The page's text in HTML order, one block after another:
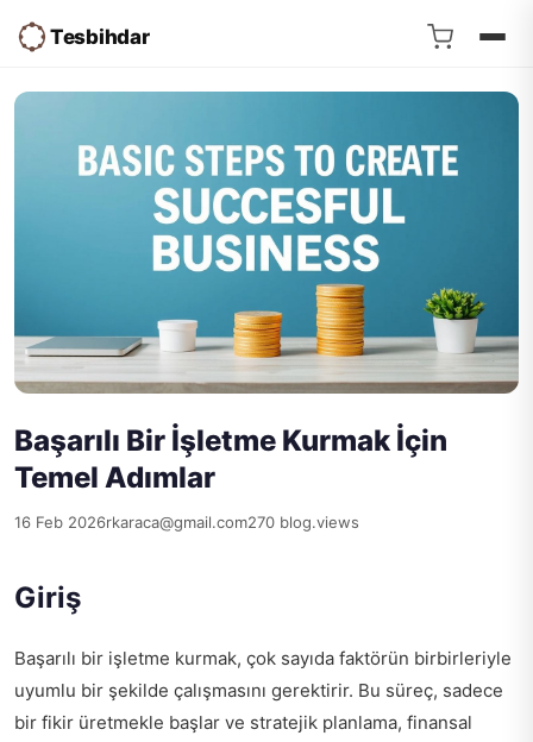
Tesbihdar
Başarılı Bir İşletme Kurmak İçin
Temel Adımlar
16 Feb 2026rkaraca@gmail.com270 blog.views
Giriş
Başarılı bir işletme kurmak, çok sayıda faktörün birbirleriyle
uyumlu bir şekilde çalışmasını gerektirir. Bu süreç, sadece
bir fikir üretmekle başlar ve stratejik planlama, finansal